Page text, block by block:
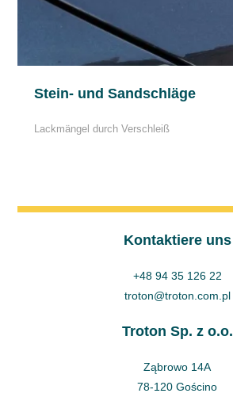
Stein- und Sandschläge
Lackmängel durch Verschleiß
Kontaktiere uns
+48 94 35 126 22
troton@troton.com.pl
Troton Sp. z o.o.
Ząbrowo 14A
78-120 Gościno